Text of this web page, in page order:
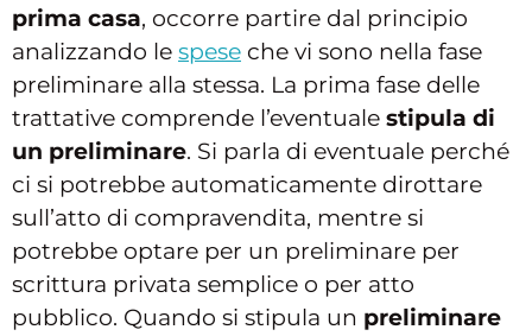
prima casa, occorre partire dal principio
analizzando le spese che vi sono nella fase
preliminare alla stessa. La prima fase delle
trattative comprende l’eventuale stipula di
un preliminare. Si parla di eventuale perché
ci si potrebbe automaticamente dirottare
sull’atto di compravendita, mentre si
potrebbe optare per un preliminare per
scrittura privata semplice o per atto
pubblico. Quando si stipula un preliminare